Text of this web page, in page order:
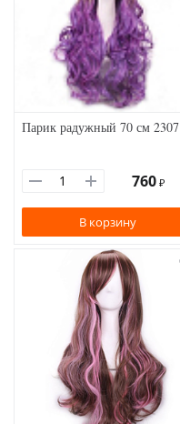
Парик радужный 70 см 2307
760 ₽
В корзину